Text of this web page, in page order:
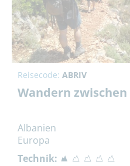
Reisecode: ABRIV
Wandern
Albanien
Europa
Technik: